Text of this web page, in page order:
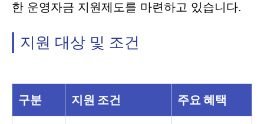
한 운영자금 지원제도를 마련하고 있습니다.
지원 대상 및 조건
구분 지원 조건 주요 혜택